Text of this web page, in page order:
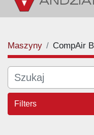
Maszyny CompAir
Filters